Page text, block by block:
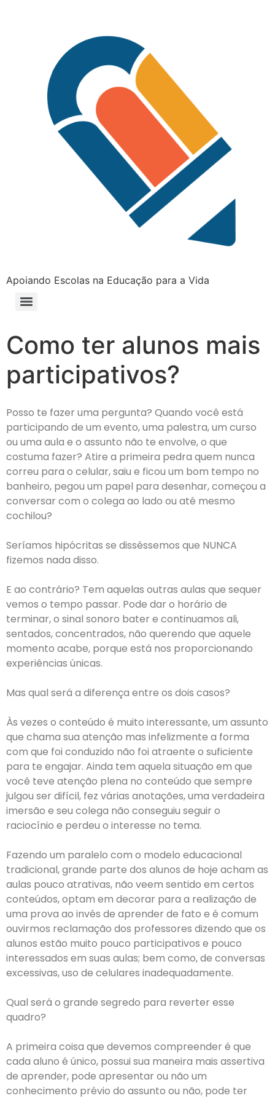
Apoiando Escolas na Educação para a Vida
Como ter alunos mais
participativos?
Posso te fazer uma pergunta? Quando você está
participando de um evento, uma palestra, um curso
ou uma aula e o assunto não te envolve, o que
costuma fazer? Atire a primeira pedra quem nunca
correu para o celular, saiu e ficou um bom tempo no
banheiro, pegou um papel para desenhar, começou a
conversar com o colega ao lado ou até mesmo
cochilou?
Seríamos hipócritas se disséssemos que NUNCA
fizemos nada disso.
E ao contrário? Tem aquelas outras aulas que sequer
vemos o tempo passar. Pode dar o horário de
terminar, o sinal sonoro bater e continuamos ali,
sentados, concentrados, não querendo que aquele
momento acabe, porque está nos proporcionando
experiências únicas.
Mas qual será a diferença entre os dois casos?
Às vezes o conteúdo é muito interessante, um assunto
que chama sua atenção mas infelizmente a forma
com que foi conduzido não foi atraente o suficiente
para te engajar. Ainda tem aquela situação em que
você teve atenção plena no conteúdo que sempre
julgou ser difícil, fez várias anotações, uma verdadeira
imersão e seu colega não conseguiu seguir o
raciocínio e perdeu o interesse no tema.
Fazendo um paralelo com o modelo educacional
tradicional, grande parte dos alunos de hoje acham as
aulas pouco atrativas, não veem sentido em certos
conteúdos, optam em decorar para a realização de
uma prova ao invés de aprender de fato e é comum
ouvirmos reclamação dos professores dizendo que os
alunos estão muito pouco participativos e pouco
interessados em suas aulas; bem como, de conversas
excessivas, uso de celulares inadequadamente.
Qual será o grande segredo para reverter esse
quadro?
A primeira coisa que devemos compreender é que
cada aluno é único, possui sua maneira mais assertiva
de aprender, pode apresentar ou não um
conhecimento prévio do assunto ou não, pode ter